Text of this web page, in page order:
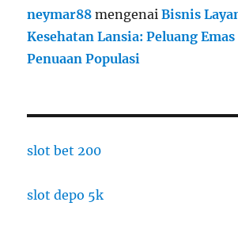
neymar88 mengenaiBisnis
Kesehatan Lansia: Peluang
Penuaan Populasi
slot bet 200
slot depo 5k